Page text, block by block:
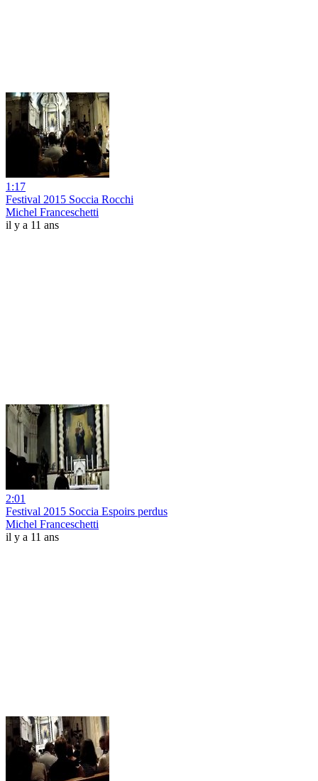
1:17
Festival 2015 Soccia Rocchi
Michel Franceschetti
il y a 11 ans
2:01
Festival 2015 Soccia Espoirs perdus
Michel Franceschetti
il y a 11 ans